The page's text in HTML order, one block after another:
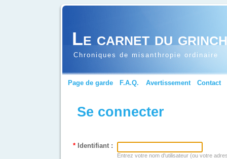
Le carnet du
Chroniques de misanthropie ordinaire
Page de garde F.A.Q. Avertissement Contact
Se connecter
* Identifiant :
Entrez votre nom d'utilisateur (ou votre